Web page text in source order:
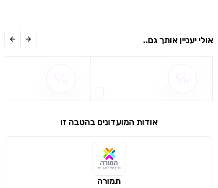
מימוש הטבה זו ניתן רק לחברי
הבנתי, המשך לאתר
אולי יעניין אותך גם..
אודות המועדונים בהטבה זו
תמורה